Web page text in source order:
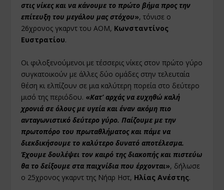
στις νίκες και να κάνουμε το πρώτο βήμα προς την
επίτευξη του μεγάλου μας στόχου», τόνισε ο
26χρονος γκαρντ του ΑΟΜ, Κωνσταντίνος
Ευστρατίου.
Οι φιλοξενούμενοι με τέσσερις νίκες στον πρώτο γύρο
συγκατοικούν με άλλες δύο ομάδες στην τελευταία
θέση κι ελπίζουν σε μια καλύτερη πορεία στο δεύτερο
μισό της περιόδου. «Κατ’ αρχάς να ευχηθώ καλή
χρονιά σε όλους με υγεία και έναν ακόμη πιο
ανταγωνιστικό δεύτερο γύρο. Παίζουμε με την
πρωτοπόρο του πρωταθλήματος και πάμε να
διεκδικήσουμε το καλύτερο δυνατό αποτέλεσμα.
Έχουμε δουλέψει τον καιρό της διακοπής και πιστεύω
θα το δείξουμε στα παιχνίδια που έρχονται», δήλωσε
ο 25χρονος γκαρντ της Νήαρ Ηστ, Ηλίας Ανέστης.